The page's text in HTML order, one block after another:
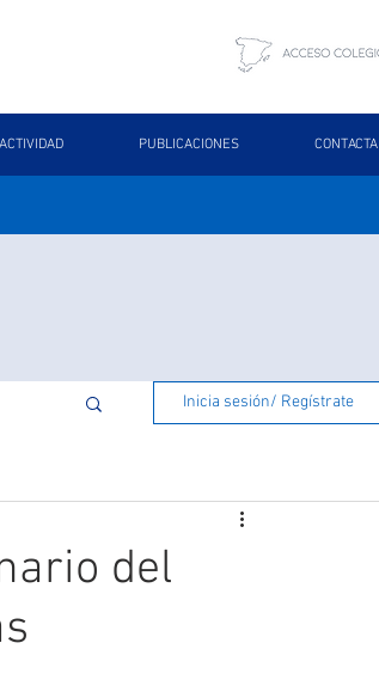
ACTIVIDAD PUBLICACIONES CONTACTA
Inicia sesión/ Regístrate
del